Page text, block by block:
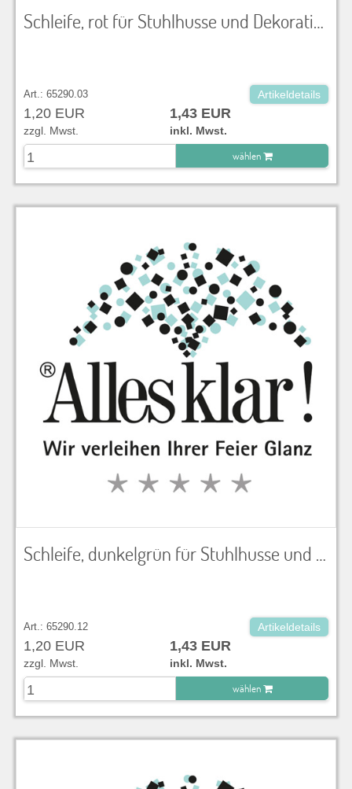
Schleife, rot für Stuhlhusse und Dekoration
Art.: 65290.03 Artikeldetails
1,20 EUR 1,43 EUR
zzgl. Mwst.
inkl. Mwst.
wählen
zu Warenkorb hinzugefügt.
Schleife, dunkelgrün für Stuhlhusse und Dekoration
Art.: 65290.12 Artikeldetails
1,20 EUR 1,43 EUR
zzgl. Mwst.
inkl. Mwst.
wählen
zu Warenkorb hinzugefügt.